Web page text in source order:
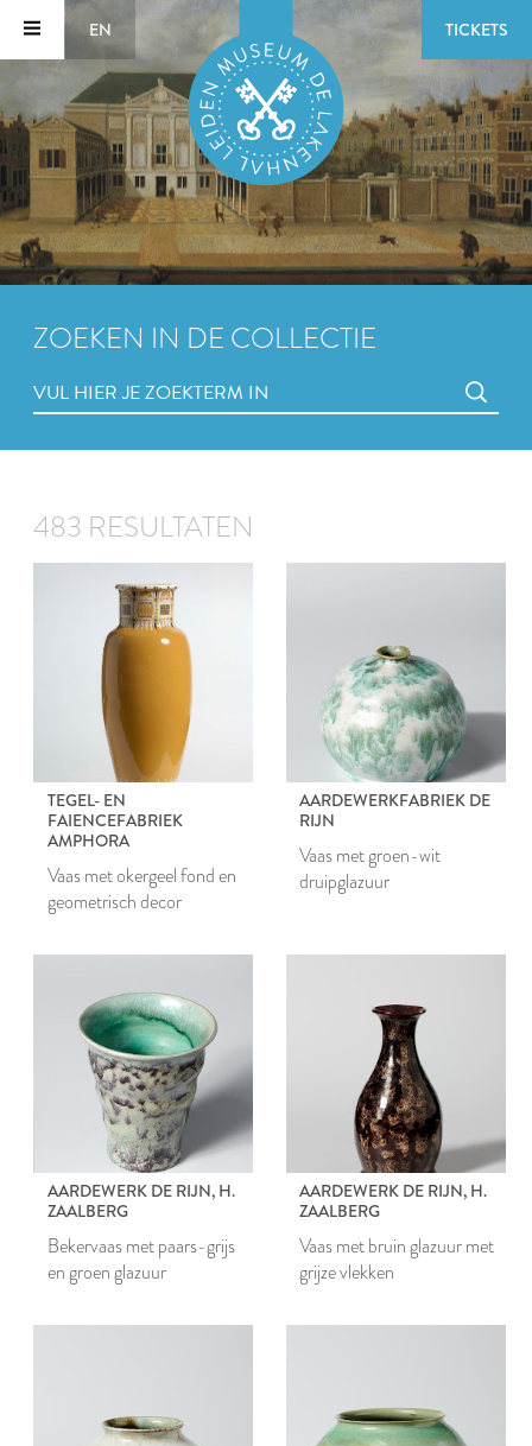
EN TICKETS
ZOEKEN IN DE COLLECTIE
483 RESULTATEN
TEGEL- EN
FAIENCEFABRIEK
AMPHORA
Vaas met okergeel fond en
geometrisch decor
AARDEWERKFABRIEK DE
RIJN
Vaas met groen-wit
druipglazuur
AARDEWERK DE RIJN, H.
ZAALBERG
Bekervaas met paars-grijs
en groen glazuur
AARDEWERK DE RIJN, H.
ZAALBERG
Vaas met bruin glazuur met
grijze vlekken